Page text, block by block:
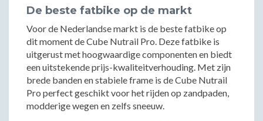
De beste fatbike op de markt
Voor de Nederlandse markt is de beste fatbike op
dit moment de Cube Nutrail Pro. Deze fatbike is
uitgerust met hoogwaardige componenten en biedt
een uitstekende prijs-kwaliteitverhouding. Met zijn
brede banden en stabiele frame is de Cube Nutrail
Pro perfect geschikt voor het rijden op zandpaden,
modderige wegen en zelfs sneeuw.